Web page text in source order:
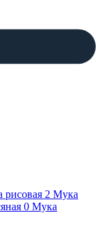
рисовая 2 Мука
0 Мука